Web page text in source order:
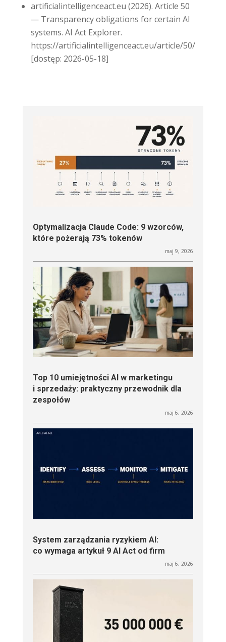
artificialintelligenceact.eu (2026). Article 50
— Transparency obligations for certain AI
systems. AI Act Explorer.
https://artificialintelligenceact.eu/article/50/
[dostęp: 2026-05-18]
Optymalizacja Claude Code: 9 wzorców,
które pożerają 73% tokenów
maj 9, 2026
Top 10 umiejętności AI w marketingu
i sprzedaży: praktyczny przewodnik dla
zespołów
maj 6, 2026
System zarządzania ryzykiem AI:
co wymaga artykuł 9 AI Act od firm
maj 6, 2026